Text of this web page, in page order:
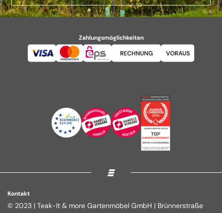
Zahlungsmöglichkeiten
Kontakt
© 2023 | Teak-It & more Gartenmöbel GmbH | Brünnerstraße